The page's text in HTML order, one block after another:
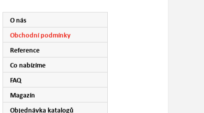
O nás
Obchodní podmínky
Reference
Co nabízíme
FAQ
Magazín
Objednávka katalogů